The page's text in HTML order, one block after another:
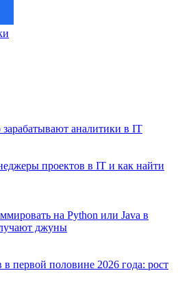
аналитики в IT
проектов в IT и как найти
на Python или Java в
джуны
первой половине 2026 года: рост